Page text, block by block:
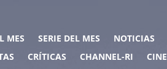
MES SERIE DEL MES NOTICIAS
CRÍTICAS CHANNEL-RI CINE